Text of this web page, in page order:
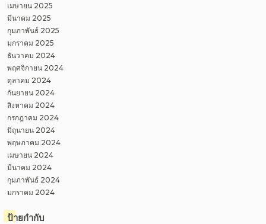
เมษายน 2025
มีนาคม 2025
กุมภาพันธ์ 2025
มกราคม 2025
ธันวาคม 2024
พฤศจิกายน 2024
ตุลาคม 2024
กันยายน 2024
สิงหาคม 2024
กรกฎาคม 2024
มิถุนายน 2024
พฤษภาคม 2024
เมษายน 2024
มีนาคม 2024
กุมภาพันธ์ 2024
มกราคม 2024
ป้ายกำกับ